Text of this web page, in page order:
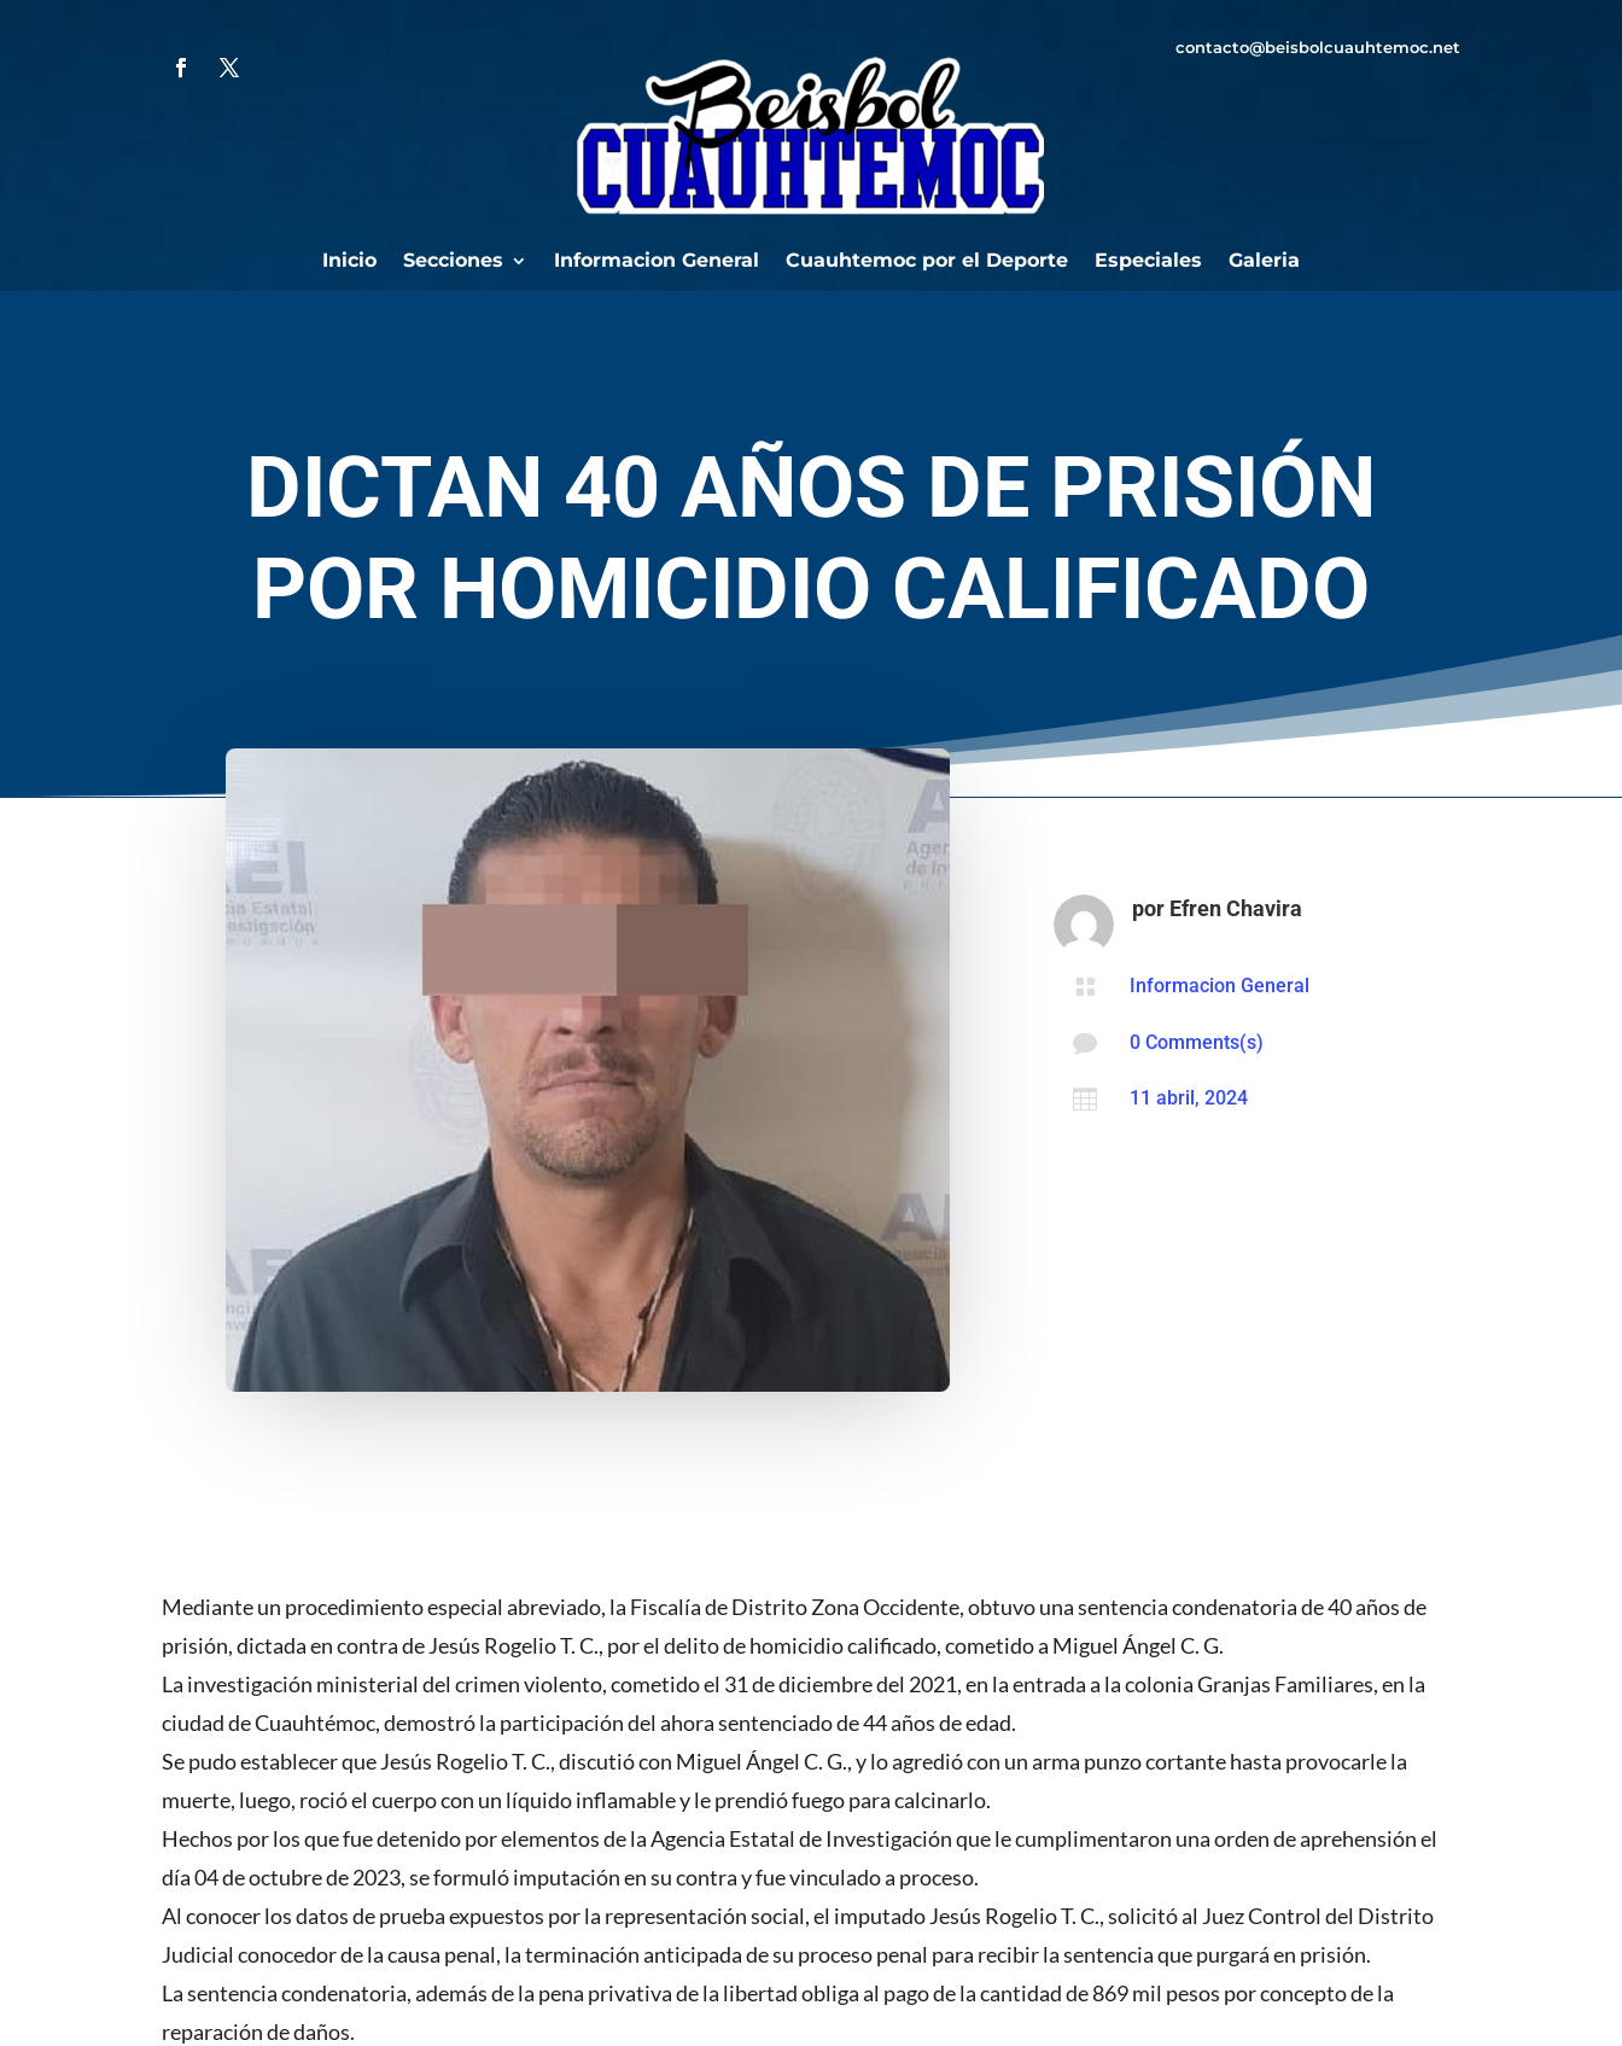
contacto@beisbolcuauhtemoc.net
Inicio Secciones Informacion General Cuauhtemoc por el Deporte Especiales Galeria
DICTAN 40 AÑOS DE PRISIÓN
POR HOMICIDIO CALIFICADO
por Efren Chavira
 Informacion General
 0 Comments(s)
 11 abril, 2024
Mediante un procedimiento especial abreviado, la Fiscalía de Distrito Zona Occidente, obtuvo una sentencia condenatoria de 40 años de
prisión, dictada en contra de Jesús Rogelio T. C., por el delito de homicidio calificado, cometido a Miguel Ángel C. G.
La investigación ministerial del crimen violento, cometido el 31 de diciembre del 2021, en la entrada a la colonia Granjas Familiares, en la
ciudad de Cuauhtémoc, demostró la participación del ahora sentenciado de 44 años de edad.
Se pudo establecer que Jesús Rogelio T. C., discutió con Miguel Ángel C. G., y lo agredió con un arma punzo cortante hasta provocarle la
muerte, luego, roció el cuerpo con un líquido inflamable y le prendió fuego para calcinarlo.
Hechos por los que fue detenido por elementos de la Agencia Estatal de Investigación que le cumplimentaron una orden de aprehensión el
día 04 de octubre de 2023, se formuló imputación en su contra y fue vinculado a proceso.
Al conocer los datos de prueba expuestos por la representación social, el imputado Jesús Rogelio T. C., solicitó al Juez Control del Distrito
Judicial conocedor de la causa penal, la terminación anticipada de su proceso penal para recibir la sentencia que purgará en prisión.
La sentencia condenatoria, además de la pena privativa de la libertad obliga al pago de la cantidad de 869 mil pesos por concepto de la
reparación de daños.